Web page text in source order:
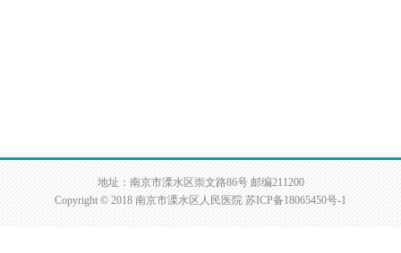
地址：南京市溧水区崇文路86号 邮编211200
Copyright © 2018 南京市溧水区人民医院 苏ICP备18065450号-1